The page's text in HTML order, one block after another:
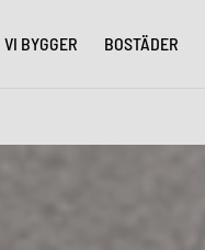
VI BYGGER BOSTÄDER